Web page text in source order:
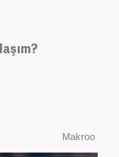
Makroo